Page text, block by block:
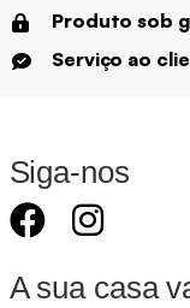
Produto sob
Serviço ao
Siga-nos
A sua casa